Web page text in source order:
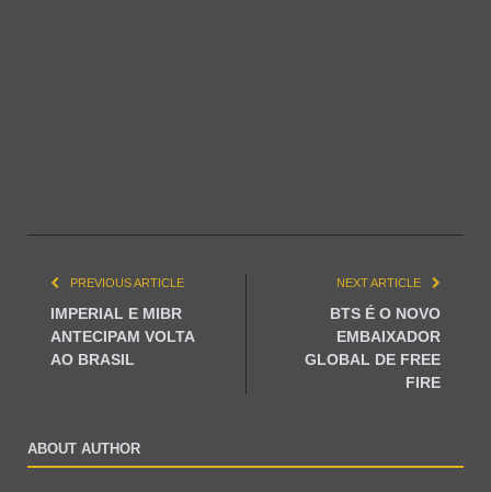
PREVIOUS ARTICLE
IMPERIAL E MIBR
ANTECIPAM VOLTA
AO BRASIL
NEXT ARTICLE
BTS É O NOVO
EMBAIXADOR
GLOBAL DE FREE
FIRE
ABOUT AUTHOR